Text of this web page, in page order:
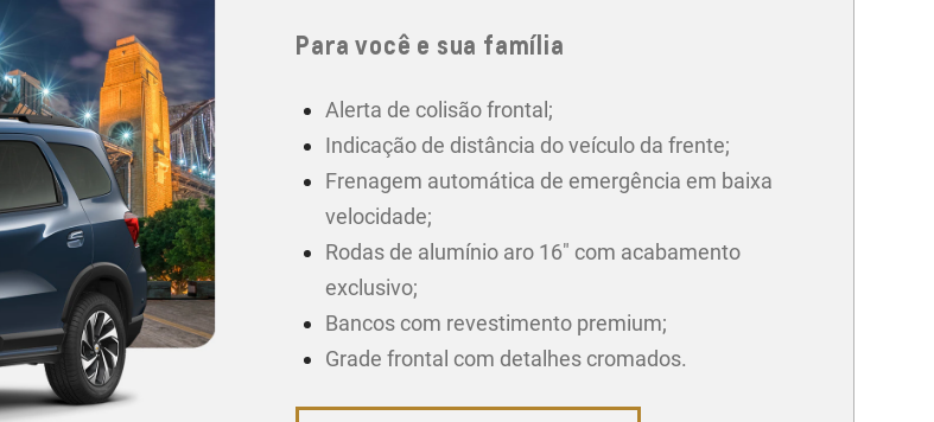
Para você e sua família
Alerta de colisão frontal;
Indicação de distância do veículo da frente;
Frenagem automática de emergência em baixa
velocidade;
Rodas de alumínio aro 16" com acabamento
exclusivo;
Bancos com revestimento premium;
Grade frontal com detalhes cromados.